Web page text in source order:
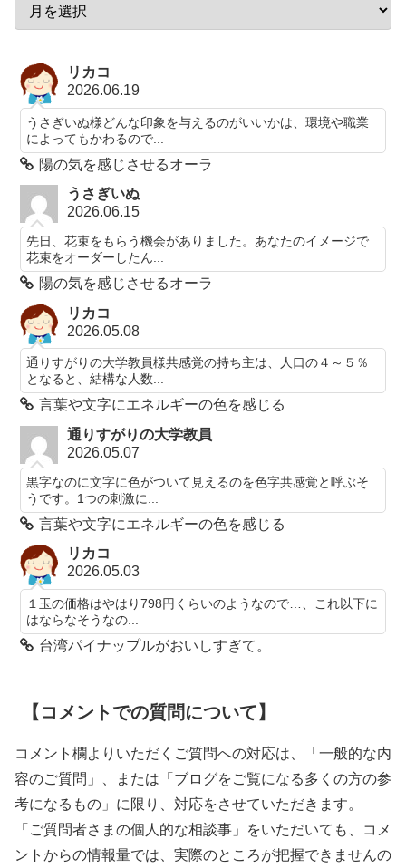
リカコ
2026.06.19
うさぎいぬ様どんな印象を与えるのがいいかは、環境や職業
によってもかわるので...
陽の気を感じさせるオーラ
うさぎいぬ
2026.06.15
先日、花束をもらう機会がありました。あなたのイメージで
花束をオーダーしたん...
陽の気を感じさせるオーラ
リカコ
2026.05.08
通りすがりの大学教員様共感覚の持ち主は、人口の４～５％
となると、結構な人数...
言葉や文字にエネルギーの色を感じる
通りすがりの大学教員
2026.05.07
黒字なのに文字に色がついて見えるのを色字共感覚と呼ぶそ
うです。1つの刺激に...
言葉や文字にエネルギーの色を感じる
リカコ
2026.05.03
１玉の価格はやはり798円くらいのようなので…、これ以下に
はならなそうなの...
台湾パイナップルがおいしすぎて。
【コメントでの質問について】
コメント欄よりいただくご質問への対応は、「一般的な内
容のご質問」、または「ブログをご覧になる多くの方の参
考になるもの」に限り、対応をさせていただきます。
「ご質問者さまの個人的な相談事」をいただいても、コメ
ントからの情報量では、実際のところが把握できませんの